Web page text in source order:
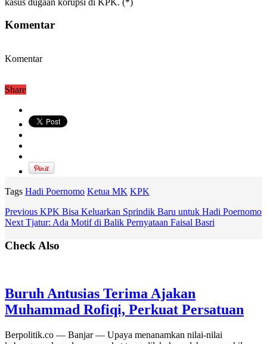
Komentar
Komentar
Share
Tags Hadi Poernomo Ketua MK KPK
Previous KPK Bisa Keluarkan Sprindik Baru untuk Hadi Poernomo
Next Tjatur: Ada Motif di Balik Pernyataan Faisal Basri
Check Also
Buruh Antusias Terima Ajakan
Muhammad Rofiqi, Perkuat Persatuan
Berpolitik.co — Banjar — Upaya menanamkan nilai-nilai